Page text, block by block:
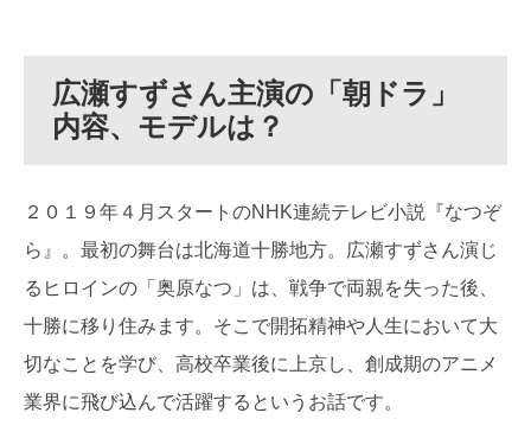
広瀬すずさん主演の「朝ドラ」
内容、モデルは？
２０１９年４月スタートのNHK連続テレビ小説『なつぞ
ら』。最初の舞台は北海道十勝地方。広瀬すずさん演じ
るヒロインの「奥原なつ」は、戦争で両親を失った後、
十勝に移り住みます。そこで開拓精神や人生において大
切なことを学び、高校卒業後に上京し、創成期のアニメ
業界に飛び込んで活躍するというお話です。